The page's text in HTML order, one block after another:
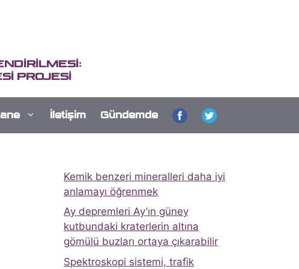
PROJESİ
İletişim Gündemde
Kemik benzeri mineralleri daha iyi
anlamayı öğrenmek
Ay depremleri Ay’ın güney
kutbundaki kraterlerin altına
gömülü buzları ortaya çıkarabilir
Spektroskopi sistemi, trafik